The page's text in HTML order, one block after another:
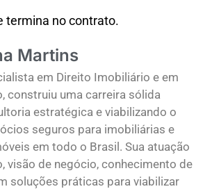
termina no contrato.
Martins
em Direito Imobiliário e em
construiu uma carreira sólida
estratégica e viabilizando o
seguros para imobiliárias e
em todo o Brasil. Sua atuação
visão de negócio, conhecimento de
soluções práticas para viabilizar